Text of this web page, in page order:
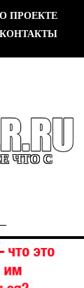
О ПРОЕКТЕ
КОНТАКТЫ
ЧТО С